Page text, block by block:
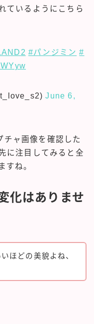
ているようにこちら
#パンジミン #
June 6,
ャ画像を確認した
に注目してみると全
すね。
化はありませ
ほどの美貌よね、